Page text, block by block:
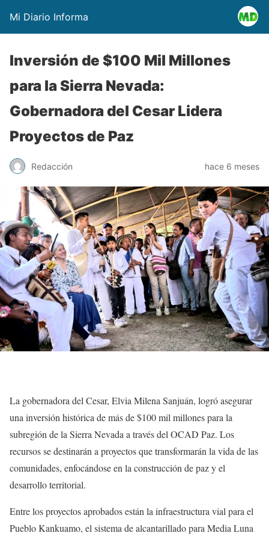
Mi Diario Informa
Inversión de $100 Mil Millones
para la Sierra Nevada:
Gobernadora del Cesar Lidera
Proyectos de Paz
Redacción hace 6 meses
La gobernadora del Cesar, Elvia Milena Sanjuán, logró asegurar
una inversión histórica de más de $100 mil millones para la
subregión de la Sierra Nevada a través del OCAD Paz. Los
recursos se destinarán a proyectos que transformarán la vida de las
comunidades, enfocándose en la construcción de paz y el
desarrollo territorial.
Entre los proyectos aprobados están la infraestructura vial para el
Pueblo Kankuamo, el sistema de alcantarillado para Media Luna